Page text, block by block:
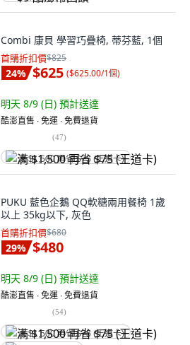
Combi 康貝 學習巧疊椅, 蒂芬藍, 1個
首購折扣價$825
24% $625 ($625.00/1個)
明天 8/9 (日) 預計送達
酷澎直售 ∙ 免運 ∙ 免費退貨
(47)
满 $1,500 再省 $75 (王道卡)
PUKU 藍色企鵝 QQ軟糖兩用餐椅 1歲
以上 35kg以下, 灰色
首購折扣價$680
29% $480
明天 8/9 (日) 預計送達
酷澎直售 ∙ 免運 ∙ 免費退貨
(54)
满 $1,500 再省 $75 (王道卡)